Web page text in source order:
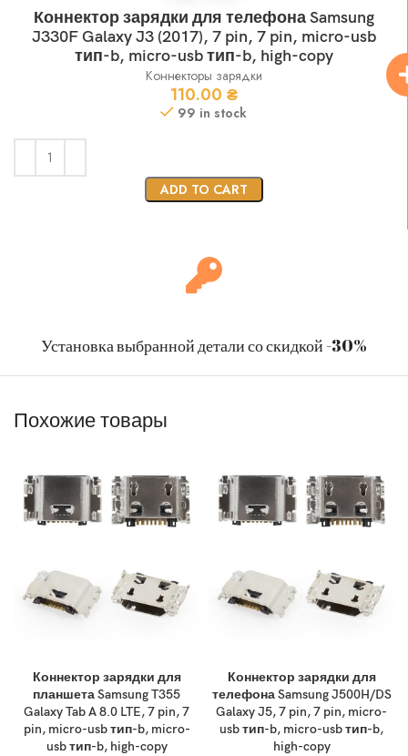
Коннектор зарядки для телефона Samsung
J330F Galaxy J3 (2017), 7 pin, 7 pin, micro-usb
тип-b, micro-usb тип-b, high-copy
Коннекторы зарядки
110.00 ₴
99 in stock
ADD TO CART
Установка выбранной детали со скидкой -30%
Похожие товары
Коннектор зарядки для
планшета Samsung T355
Galaxy Tab A 8.0 LTE, 7 pin, 7
pin, micro-usb тип-b, micro-
usb тип-b, high-copy
Коннектор зарядки для
телефона Samsung J500H/DS
Galaxy J5, 7 pin, 7 pin, micro-
usb тип-b, micro-usb тип-b,
high-copy